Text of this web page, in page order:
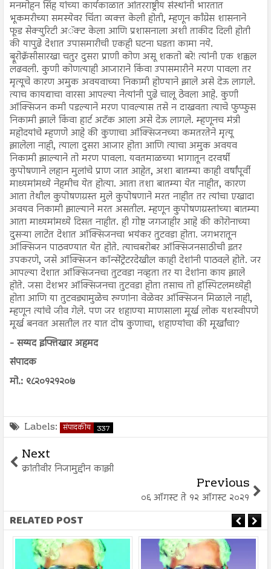
मनमोहन सिंह यांच्या कार्यकाळात आंतरराष्ट्रीय संस्थांनी भारतात
भूकमरीच्या समस्येवर चिंता व्यक्त केली होती, म्हणून काँग्रेस शासनाने
फूड सेक्युरिटी अॅक्ट केला आणि प्रशासनाला अशी ताकीद दिली होती
की यापुढे देशात उपासमारीची एकही घटना घडता कामा नये.
ब्रूरोक्रॅसीसारखा चतुर दुसरा प्राणी कोण असू शकतो बरे! त्यांनी एक शक्कल
लढवली. कुणी कोणत्याही आजाराने किंवा उपासमारीने मरण पावला तर
मृत्यूचे कारण अमुक अवयवाच्या निकामी होण्याने झाले असे देऊ लागले.
त्याच कायद्याचा वारसा आपल्या नेत्यांनी पुढे चालू ठेवला आहे. कुणी
ऑक्सिजन कमी पडल्याने मरण पावल्यास तसे न दाखवता त्याचे फुप्फुस
निकामी झाले किंवा हार्ट अटॅक आला असे देऊ लागले. म्हणूनच मंत्री
महोदयांचे म्हणणे आहे की कुणाचा ऑक्सिजनच्या कमतरतेने मृत्यू
झालेला नाही, त्याला दुसरा आजार होता आणि त्याचा अमुक अवयव
निकामी झाल्याने तो मरण पावला. यवतमाळच्या भागातून दरवर्षी
कुपोषणाने लहान मुलांचे प्राण जात आहेत, अशा बातम्या काही वर्षांपूर्वी
माध्यमांमध्ये नेहमीच येत होत्या. आता तशा बातम्या येत नाहीत, कारण
आता तेथील कुपोषणग्रस्त मुले कुपोषणाने मरत नाहीत तर त्यांचा एखादा
अवयव निकामी झाल्याने मरत असतील. म्हणून कुपोषणग्रस्तांच्या बातम्या
आता माध्यमांमध्ये दिसत नाहीत. ही गोष्ट जगजाहीर आहे की कोरोनाच्या
दुसऱ्या लाटेत देशात ऑक्सिजनचा भयंकर तुटवडा होता. जगभरातून
ऑक्सिजन पाठवण्यात येत होते. त्याचबरोबर ऑक्सिजनसाठीची इतर
उपकरणे, जसे ऑक्सिजन कॉन्सेंट्रेटरदेखील काही देशांनी पाठवले होते. जर
आपल्या देशात ऑक्सिजनचा तुटवडा नव्हता तर या देशांना काय झाले
होते. जसा देशभर ऑक्सिजनचा तुटवडा होता तसाच तो हॉस्पिटलमध्येही
होता आणि या तुटवड्यामुळेच रुग्णांना वेळेवर ऑक्सिजन मिळाले नाही,
म्हणून त्यांचे जीव गेले. पण जर शहाण्या माणसाला मूर्ख लोक यशस्वीपणे
मूर्ख बनवत असतील तर यात दोष कुणाचा, शहाण्यांचा की मूर्खांचा?
- सय्यद इफ्तिखार अहमद
संपादक
मो.: ९८२०१२१२०७
Labels: संपादकीय 337
Next
क्रांतीवीर निजामुद्दीन काझी
Previous
०६ ऑगस्ट ते १२ ऑगस्ट २०२१
RELATED POST